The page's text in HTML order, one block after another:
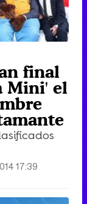
final
Mini' el
17:39